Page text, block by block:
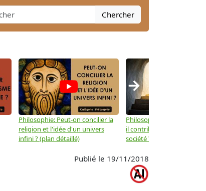
Chercher
Philosophie: Peut-on concilier la
religion et l'idée d'un univers
infini ? (plan détaillé)
Philosophie: Le
il contribuer au progrès de
société ? (plan détaillé)
→
Publié le 19/11/2018